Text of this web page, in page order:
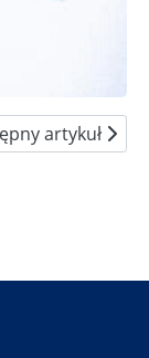
artykuł:
artykuł